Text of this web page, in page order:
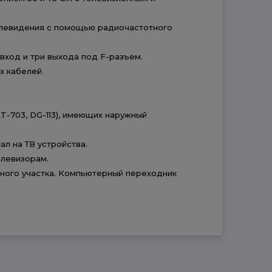
с помощью радиочастотного
и три выхода под F-разъем.
кабелей.
703, DG-113), имеющих наружный
на ТВ устройства.
участка. Компьютерный переходник